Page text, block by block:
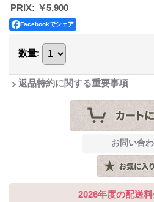
PRIX: ￥5,900
Facebookでシェア
数量:
返品特約に関する重要事項
2026年度の配送